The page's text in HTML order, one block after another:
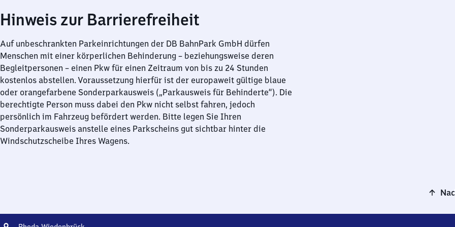
Hinweis zur Barrierefreiheit
Auf unbeschrankten Parkeinrichtungen der DB BahnPark GmbH dürfen
Menschen mit einer körperlichen Behinderung – beziehungsweise deren
Begleitpersonen – einen Pkw für einen Zeitraum von bis zu 24 Stunden
kostenlos abstellen. Voraussetzung hierfür ist der europaweit gültige blaue
oder orangefarbene Sonderparkausweis („Parkausweis für Behinderte“). Die
berechtigte Person muss dabei den Pkw nicht selbst fahren, jedoch
persönlich im Fahrzeug befördert werden. Bitte legen Sie Ihren
Sonderparkausweis anstelle eines Parkscheins gut sichtbar hinter die
Windschutzscheibe Ihres Wagens.